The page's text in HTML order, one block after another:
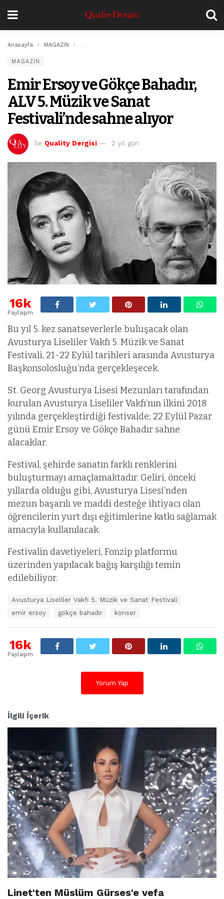
Anasayfa MAGAZİN
MAGAZİN
Emir Ersoy ve Gökçe Bahadır,
ALV 5. Müzik ve Sanat
Festivali’nde sahne alıyor
İle Quality Dergisi 2 yıl gün
16k
Paylaşım
Bu yıl 5. kez sanatseverlerle buluşacak olan
Avusturya Liseliler Vakfı 5. Müzik ve Sanat
Festivali, 21-22 Eylül tarihleri arasında Avusturya
Başkonsolosluğu’nda gerçekleşecek.
St. Georg Avusturya Lisesi Mezunları tarafından
kurulan Avusturya Liseliler Vakfı’nın ilkini 2018
yılında gerçekleştirdiği festivalde; 22 Eylül Pazar
günü Emir Ersoy ve Gökçe Bahadır sahne
alacaklar.
Festival, şehirde sanatın farklı renklerini
buluşturmayı amaçlamaktadır. Geliri, önceki
yıllarda olduğu gibi, Avusturya Lisesi’nden
mezun başarılı ve maddi desteğe ihtiyacı olan
öğrencilerin yurt dışı eğitimlerine katkı sağlamak
amacıyla kullanılacak.
Festivalin davetiyeleri, Fonzip platformu
üzerinden yapılacak bağış karşılığı temin
edilebiliyor.
t
l
Avusturya Liseliler Vakfı 5. Müzik ve Sanat Festivali
emir ersoy
gökçe bahadır konser
16k
Paylaşım
Yorum Yap
İlgili İçerik
Linet'ten Müslüm Gürses'e vefa